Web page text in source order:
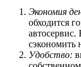
Экономия
обходится
сэкономить
Удобство: